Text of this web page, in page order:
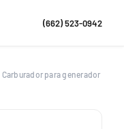
(662) 523-0942
Carburador para generador